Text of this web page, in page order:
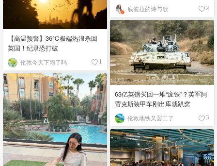
底波拉的诗与歌 2
【高温预警】36℃极端热浪杀回
英国！纪录恐打破
伦敦今天下雨了吗 1
63亿英镑买回一堆“废铁”？英军阿
贾克斯装甲车刚出库就趴窝
伦敦地铁又罢工了 3